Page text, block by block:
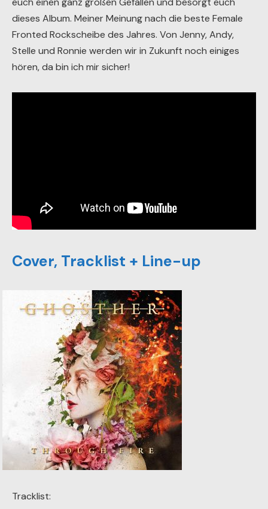
dieses Album. Meiner Meinung nach die beste Female
Fronted Rockscheibe des Jahres. Von Jenny, Andy,
Stelle und Ronnie werden wir in Zukunft noch einiges
hören, da bin ich mir sicher!
Cover, Tracklist + Line-up
Tracklist: